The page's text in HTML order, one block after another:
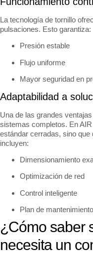
La tecnología de tornillo
pulsaciones. Esto garantiza:
Presión estable
Flujo uniforme
Mayor seguridad en
Adaptabilidad a
Una de las grandes
sistemas completos. En
estándar cerradas, sino
incluyen:
Dimensionamiento
Optimización de red
Control inteligente
Plan de
¿Cómo saber
necesita un